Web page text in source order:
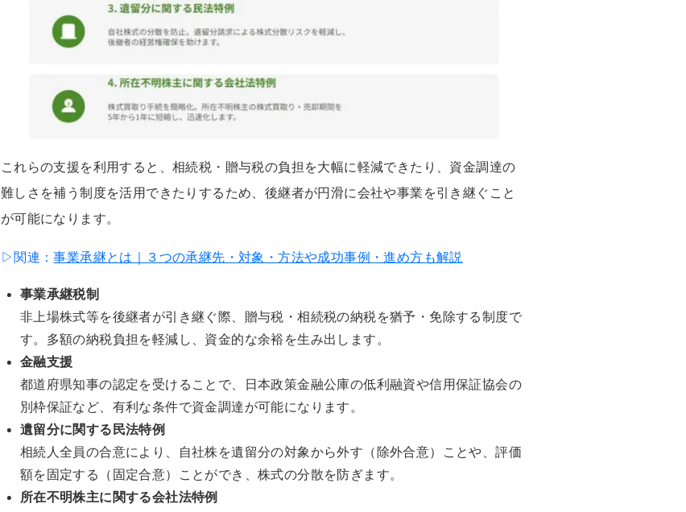
これらの支援を利用すると、相続税・贈与税の負担を大幅に軽減できたり、資金調達の
難しさを補う制度を活用できたりするため、後継者が円滑に会社や事業を引き継ぐこと
が可能になります。
▷関連：事業承継とは｜３つの承継先・対象・方法や成功事例・進め方も解説
事業承継税制
非上場株式等を後継者が引き継ぐ際、贈与税・相続税の納税を猶予・免除する制度で
す。多額の納税負担を軽減し、資金的な余裕を生み出します。
金融支援
都道府県知事の認定を受けることで、日本政策金融公庫の低利融資や信用保証協会の
別枠保証など、有利な条件で資金調達が可能になります。
遺留分に関する民法特例
相続人全員の合意により、自社株を遺留分の対象から外す（除外合意）ことや、評価
額を固定する（固定合意）ことができ、株式の分散を防ぎます。
所在不明株主に関する会社法特例